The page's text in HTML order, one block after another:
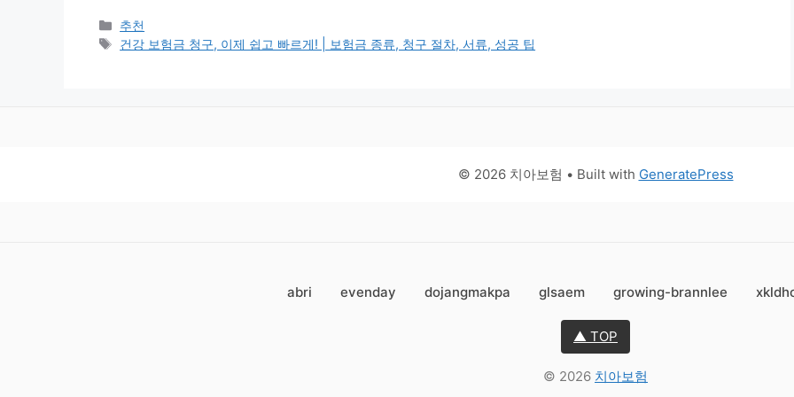
Categories
추천
Tags
건강 보험금 청구, 이제 쉽고 빠르게! | 보험금 종류, 청구 절차, 서류, 성공 팁
© 2026 치아보험 • Built with GeneratePress
abri evenday dojangmakpa glsaem growing-brannlee
▲ TOP
© 2026 치아보험